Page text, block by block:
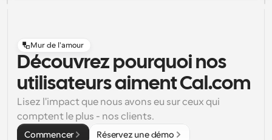
Mur de l'amour
Découvrez pourquoi nos
utilisateurs aiment Cal.com
Lisez l'impact que nous avons eu sur ceux qui
comptent le plus - nos clients.
Commencer Réservez une démo